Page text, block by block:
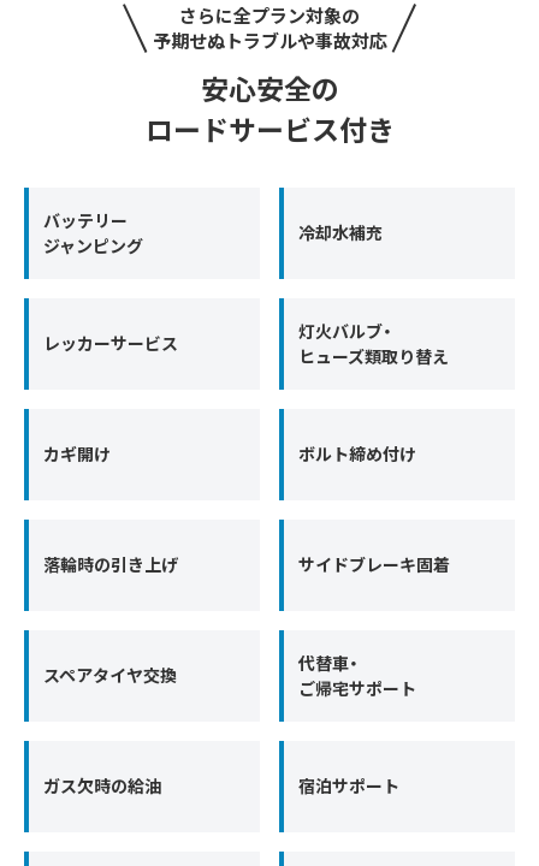
さらに全プラン対象の
予期せぬトラブルや事故対応
安心安全の
ロードサービス付き
バッテリー
ジャンピング
冷却水補充
レッカーサービス
灯火バルブ・
ヒューズ類取り替え
カギ開け ボルト締め付け
落輪時の引き上げ サイドブレーキ固着
スペアタイヤ交換
代替車・
ご帰宅サポート
ガス欠時の給油 宿泊サポート